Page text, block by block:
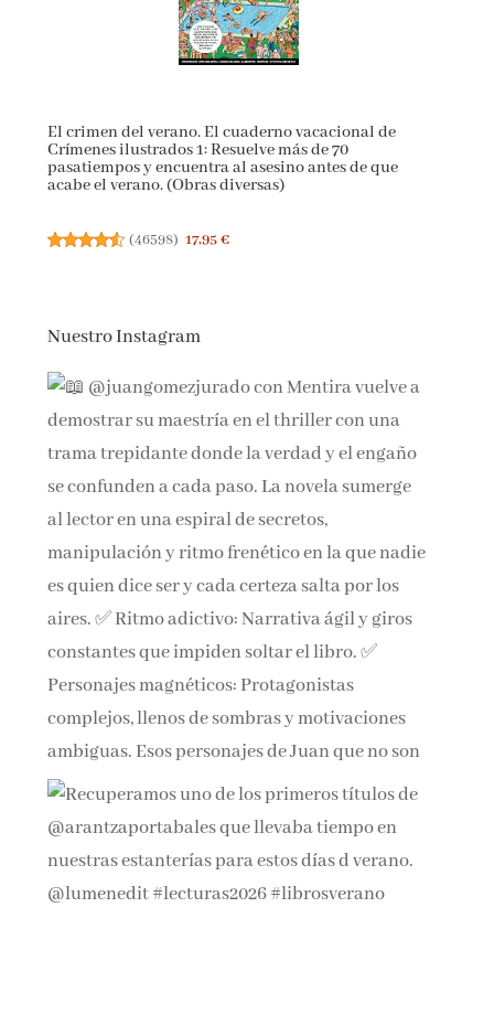
El crimen del verano. El cuaderno vacacional de
Crímenes ilustrados 1: Resuelve más de 70
pasatiempos y encuentra al asesino antes de que
acabe el verano. (Obras diversas)
(46598) 17,95 €
Nuestro Instagram